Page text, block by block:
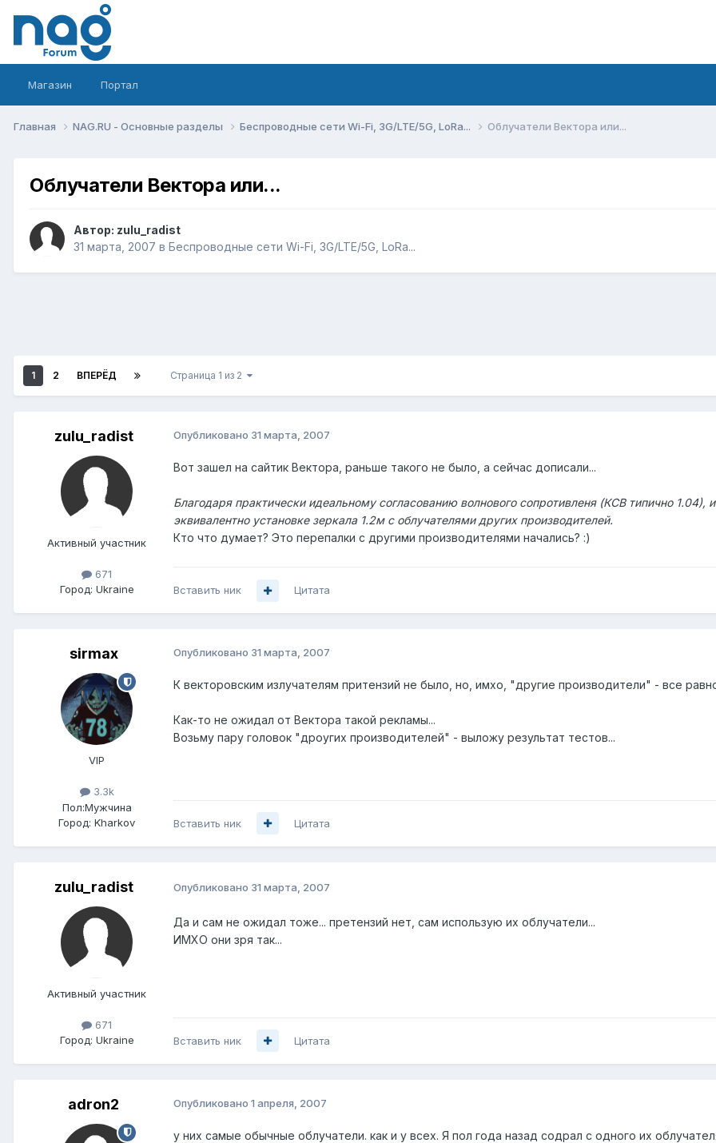
Магазин Портал
Главная NAG.RU - Основные разделы Беспроводные сети Wi-Fi, 3G/LTE/5G, LoRa... Облучатели Вектора или...
Облучатели Вектора или...
Автор: zulu_radist
31 марта, 2007 в Беспроводные сети Wi-Fi, 3G/LTE/5G, LoRa...
1 2 ВПЕРЁД Страница 1 из 2
zulu_radist
Активный участник
671
Город: Ukraine
Опубликовано 31 марта, 2007
Вот зашел на сайтик Вектора, раньше такого не было, а сейчас дописали...
Благодаря практически идеальному согласованию волнового сопротивленя (КСВ типично
эквивалентно установке зеркала 1.2м с облучателями других производителей.
Кто что думает? Это перепалки с другими производителями начались? :)
Вставить ник Цитата
sirmax
VIP
3.3k
Пол:Мужчина
Город: Kharkov
Опубликовано 31 марта, 2007
К векторовским излучателям притензий не было, но, имхо, "другие производители" - все
Как-то не ожидал от Вектора такой рекламы...
Возьму пару головок "дроугих производителей" - выложу результат тестов...
Вставить ник Цитата
zulu_radist
Активный участник
671
Город: Ukraine
Опубликовано 31 марта, 2007
Да и сам не ожидал тоже... претензий нет, сам использую их облучатели...
ИМХО они зря так...
Вставить ник Цитата
adron2 Опубликовано 1 апреля, 2007
у них самые обычные облучатели. как и у всех. Я пол года назад содрал с одного их